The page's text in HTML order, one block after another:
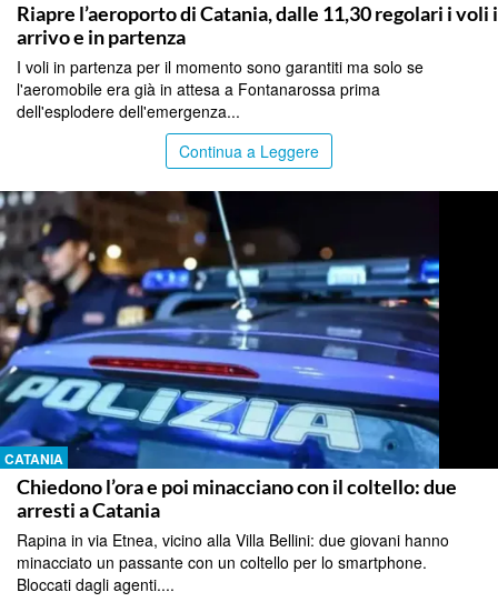
Riapre l’aeroporto di Catania, dalle 11,30 regolari i voli
arrivo e in partenza
I voli in partenza per il momento sono garantiti ma solo se
l'aeromobile era già in attesa a Fontanarossa prima
dell'esplodere dell'emergenza...
Continua a Leggere
CATANIA
Chiedono l’ora e poi minacciano con il coltello: due
arresti a Catania
Rapina in via Etnea, vicino alla Villa Bellini: due giovani hanno
minacciato un passante con un coltello per lo smartphone.
Bloccati dagli agenti....